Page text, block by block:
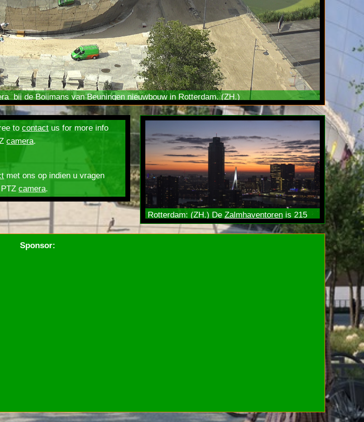
bij de Boijmans van Beuningen nieuwbouw in Rotterdam. (ZH.)
tocontact us for more info
camera.
met ons op indien u vragen
PTZcamera.
Rotterdam: (ZH.) De Zalmhaventorenis 215
meter hoog en daarmee het hoogste gebouw
Sponsor: